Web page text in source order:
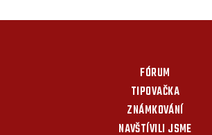
FÓRUM
TIPOVAČKA
ZNÁMKOVÁNÍ
NAVŠTÍVILI JSME